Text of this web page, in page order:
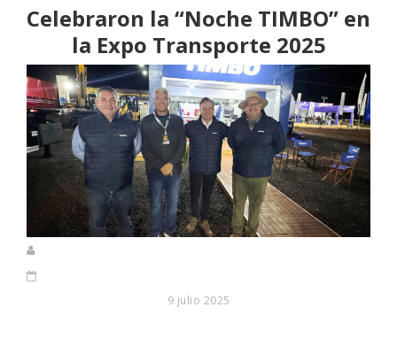
Celebraron la “Noche TIMBO” en
la Expo Transporte 2025
9 julio 2025